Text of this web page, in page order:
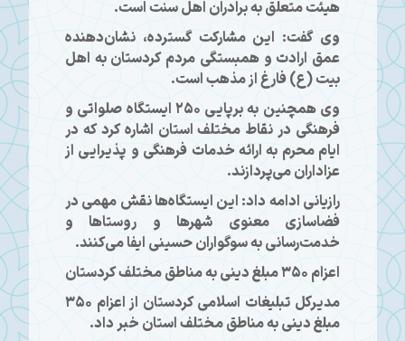
هیئت متعلق به برادران اهل سنت است.
وی گفت: این مشارکت گسترده، نشان‌دهنده
عمق ارادت و همبستگی مردم کردستان به اهل
بیت (ع) فارغ از مذهب است.
وی همچنین به برپایی ۲۵۰ ایستگاه صلواتی و
فرهنگی در نقاط مختلف استان اشاره کرد که در
ایام محرم به ارائه خدمات فرهنگی و پذیرایی از
عزاداران می‌پردازند.
رازیانی ادامه داد: این ایستگاه‌ها نقش مهمی در
فضاسازی معنوی شهرها و روستاها و
خدمت‌رسانی به سوگواران حسینی ایفا می‌کنند.
اعزام ۳۵۰ مبلغ دینی به مناطق مختلف کردستان
مدیرکل تبلیغات اسلامی کردستان از اعزام ۳۵۰
مبلغ دینی به مناطق مختلف استان خبر داد.